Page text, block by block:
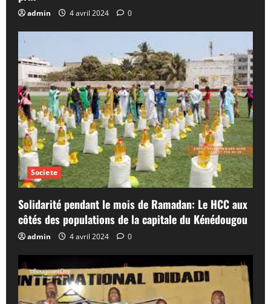
admin 4 avril 2024 0
Societe
Solidarité pendant le mois de Ramadan: Le HCC aux
côtés des populations de la capitale du Kénédougou
admin 4 avril 2024 0